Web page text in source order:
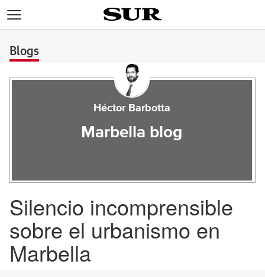
Blogs
Héctor Barbotta
Marbella blog
Silencio incomprensible
sobre el urbanismo en
Marbella